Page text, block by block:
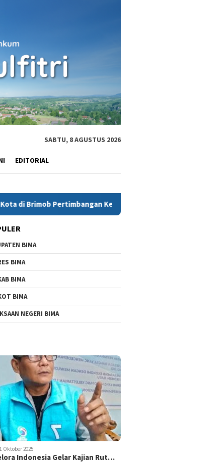
SABTU, 8 AGUSTUS 2026
EDITORIAL
Keamanan Terdakwa AKP Malaungi
BIMA
BIMA
BIMA
BIMA
NEGERI BIMA
Oktober 2025
Indonesia Gelar Kajian Rut…